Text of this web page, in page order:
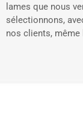
lames que nous
sélectionnons,
nos clients, même